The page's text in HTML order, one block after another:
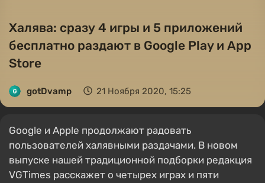
Халява: сразу 4 игры и 5 приложений
бесплатно раздают в Google Play и App
Store
gotDvamp 21 Ноября 2020, 15:25
Google и Apple продолжают радовать
пользователей халявными раздачами. В новом
выпуске нашей традиционной подборки редакция
VGTimes расскажет о четырех играх и пяти